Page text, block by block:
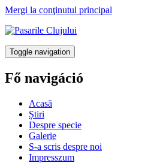
Mergi la conţinutul principal
Toggle navigation
Fő navigáció
Acasă
Știri
Despre specie
Galerie
S-a scris despre noi
Impresszum